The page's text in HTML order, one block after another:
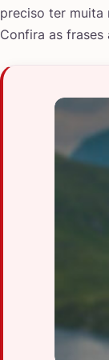
preciso ter muita
Confira as